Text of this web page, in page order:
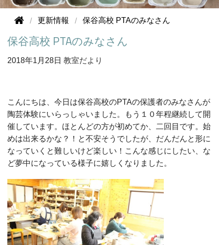
更新情報 保谷高校 PTAのみなさん
保谷高校 PTAのみなさん
2018年1月28日 教室だより
こんにちは、今日は保谷高校のPTAの保護者のみなさんが
陶芸体験にいらっしゃいました。もう１０年程継続して開
催しています。ほとんどの方が初めてか、二回目です。始
めは出来るかな？！と不安そうでしたが、だんだんと形に
なっていくと難しいけど楽しい！こんな感じにしたい、な
ど夢中になっている様子に嬉しくなりました。